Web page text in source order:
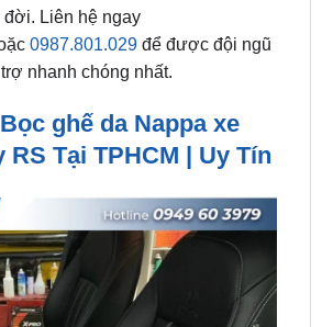
nhanh chóng nhất.
ghế da Nappa xe